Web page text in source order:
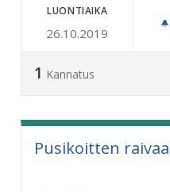
LUONTIAIKA
26.10.2019
1 Kannatus
Pusikoitten